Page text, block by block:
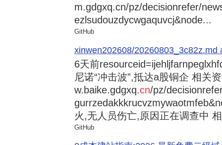
m.gdgxq.cn/pz/decisionrefer/
ezlsudouzdycwgaquvcj&node...
GitHub
xinwen202608/20260803_3c82z.md
6天前
尼诺“冲击波”,抵达a股铜企 相关
w.baike.gdgxq.cn/pz/
火,无人员伤亡,原因正在调查中
GitHub